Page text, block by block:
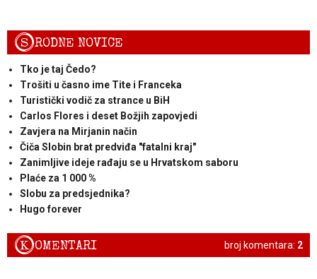
SRODNE NOVICE
Tko je taj Čedo?
Trošiti u časno ime Tite i Franceka
Turistički vodič za strance u BiH
Carlos Flores i deset Božjih zapovjedi
Zavjera na Mirjanin način
Čiča Slobin brat predviđa "fatalni kraj"
Zanimljive ideje rađaju se u Hrvatskom saboru
Plaće za 1 000 %
Slobu za predsjednika?
Hugo forever
broj komentara: 2
KOMENTARI